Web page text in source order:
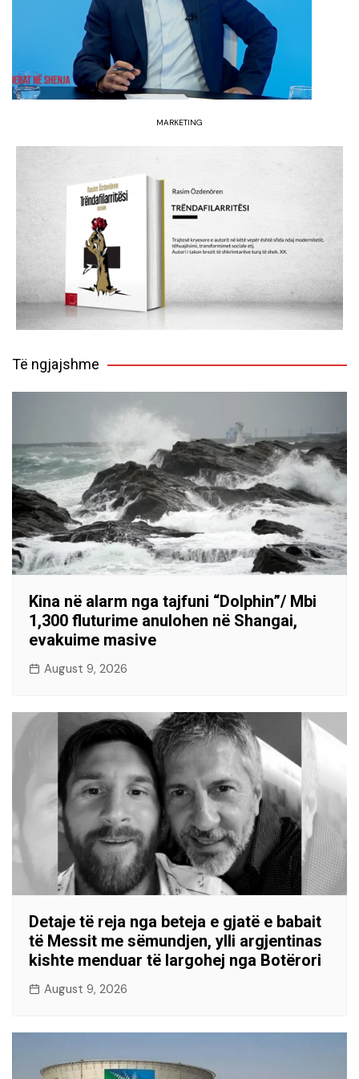
MARKETING
Të ngjajshme
Kina në alarm nga tajfuni “Dolphin”/ Mbi
1,300 fluturime anulohen në Shangai,
evakuime masive
August 9, 2026
Detaje të reja nga beteja e gjatë e babait
të Messit me sëmundjen, ylli argjentinas
kishte menduar të largohej nga Botërori
August 9, 2026